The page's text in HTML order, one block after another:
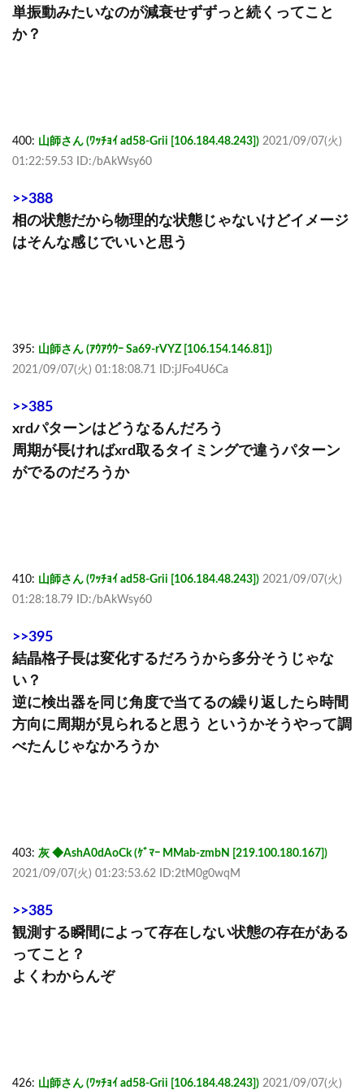
単振動みたいなのが減衰せずずっと続くってこと
か？
400: 山師さん (ﾜｯﾁｮｲ ad58-Grii [106.184.48.243]) 2021/09/07(火)
01:22:59.53 ID:/bAkWsy60
>>388
相の状態だから物理的な状態じゃないけどイメージ
はそんな感じでいいと思う
395: 山師さん (ｱｳｱｳｳｰ Sa69-rVYZ [106.154.146.81])
2021/09/07(火) 01:18:08.71 ID:jJFo4U6Ca
>>385
xrdパターンはどうなるんだろう
周期が長ければxrd取るタイミングで違うパターン
がでるのだろうか
410: 山師さん (ﾜｯﾁｮｲ ad58-Grii [106.184.48.243]) 2021/09/07(火)
01:28:18.79 ID:/bAkWsy60
>>395
結晶格子長は変化するだろうから多分そうじゃな
い？
逆に検出器を同じ角度で当てるの繰り返したら時間
方向に周期が見られると思う というかそうやって調
べたんじゃなかろうか
403: 灰 ◆AshA0dAoCk (ｹﾞﾏｰ MMab-zmbN [219.100.180.167])
2021/09/07(火) 01:23:53.62 ID:2tM0g0wqM
>>385
観測する瞬間によって存在しない状態の存在がある
ってこと？
よくわからんぞ
426: 山師さん (ﾜｯﾁｮｲ ad58-Grii [106.184.48.243]) 2021/09/07(火)